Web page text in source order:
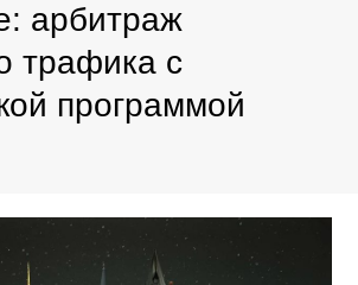
арбитраж
трафика с
программой